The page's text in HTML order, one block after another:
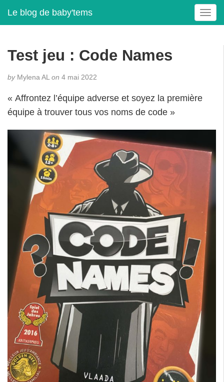
Le blog de baby'tems
T
o
t
Test jeu : Code Names
byMylena AL on 4 mai 2022
« Affrontez l’équipe adverse et soyez la première
équipe à trouver tous vos noms de code »